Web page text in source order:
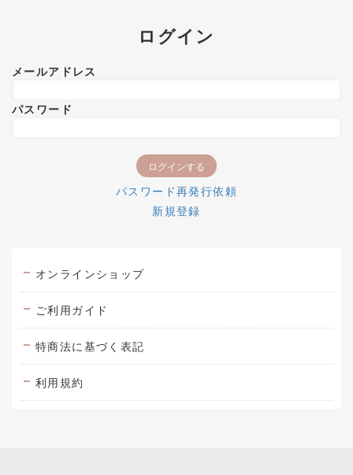
ログイン
メールアドレス
パスワード
パスワード再発行依頼
新規登録
オンラインショップ
ご利用ガイド
特商法に基づく表記
利用規約